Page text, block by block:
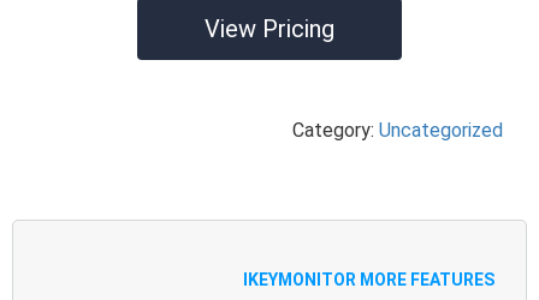
View Pricing
Category: Uncategorized
IKEYMONITOR MORE FEATURES